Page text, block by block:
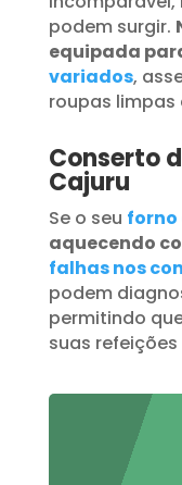
podem surgir.
equipada
variados,
roupas limpas
Conserto
Cajuru
Se o seu forno
aquecendo
falhas nos
podem
permitindo
suas